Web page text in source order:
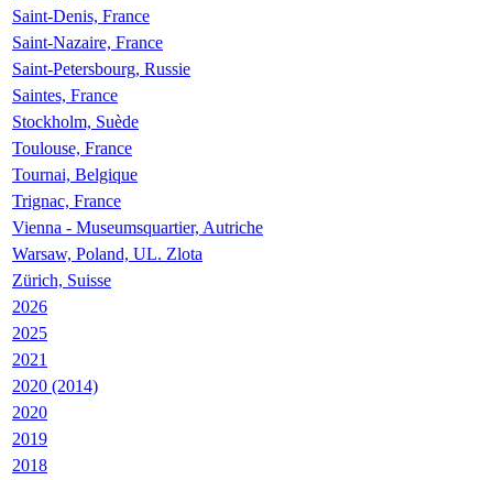
Saint-Denis, France
Saint-Nazaire, France
Saint-Petersbourg, Russie
Saintes, France
Stockholm, Suède
Toulouse, France
Tournai, Belgique
Trignac, France
Vienna - Museumsquartier, Autriche
Warsaw, Poland, UL. Zlota
Zürich, Suisse
2026
2025
2021
2020 (2014)
2020
2019
2018